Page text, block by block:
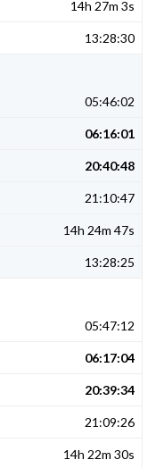
14h 27m 3s
13:28:30
05:46:02
06:16:01
20:40:48
21:10:47
14h 24m 47s
13:28:25
05:47:12
06:17:04
20:39:34
21:09:26
14h 22m 30s